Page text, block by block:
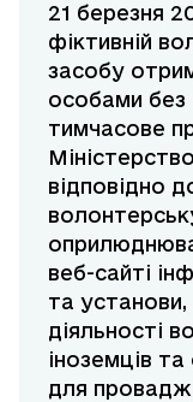
21 березня
фіктивній
засобу
особами без
тимчасове
відповідно
веб-сайті
та установи,
діяльності
іноземців
для